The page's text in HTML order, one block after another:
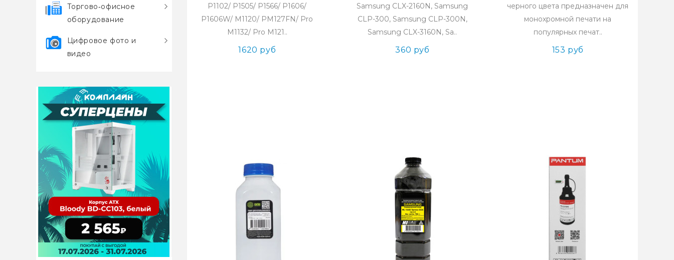
Торгово‑офисное
оборудование
Цифровое фото и
видео
P1102/ P1505/ P1566/ P1606/
P1606W/ M1120/ PM127FN/ Pro
M1132/ Pro M121..
1620 руб
Samsung CLX-2160N, Samsung
CLP-300, Samsung CLP-300N,
Samsung CLX-3160N, Sa..
360 руб
черного цвета предназначен для
монохромной печати на
популярных печат..
153 руб